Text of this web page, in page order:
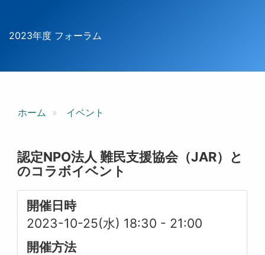
2023年度 フォーラム
ホーム イベント
認定NPO法人 難民支援協会（JAR）と
のコラボイベント
開催日時
2023-10-25(水) 18:30 - 21:00
開催方法